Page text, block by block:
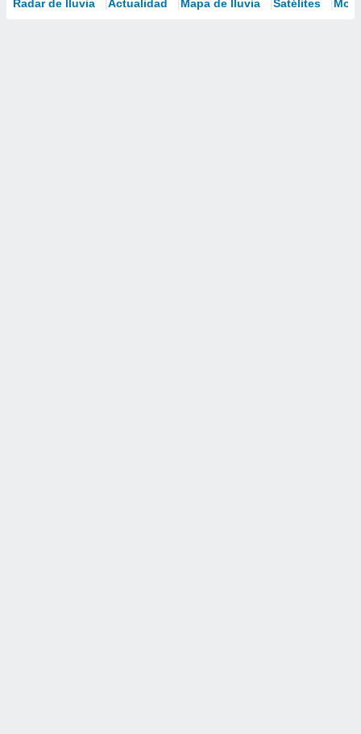
Radar de lluvia Actualidad Mapa de lluvia Satélites